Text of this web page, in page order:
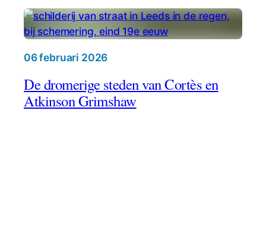
06 februari 2026
De dromerige steden van Cortès en
Atkinson Grimshaw